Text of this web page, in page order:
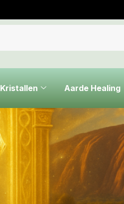
Kristallen Aarde Healing